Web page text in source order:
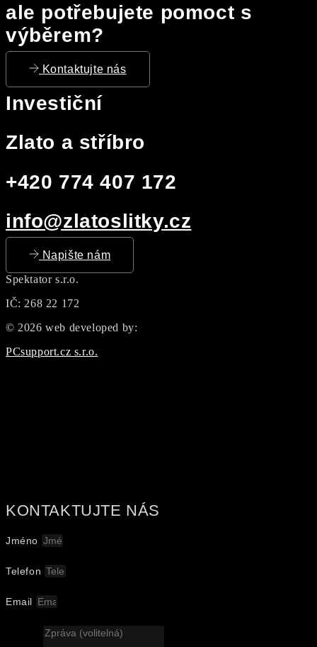
ale potřebujete pomoct s
výběrem?
Kontaktujte nás
Investiční
Zlato a stříbro
+420 774 407 172
info@zlatoslitky.cz
Napište nám
Spektator s.r.o.
IČ: 268 22 172
© 2026 web developed by:
PCsupport.cz s.r.o.
KONTAKTUJTE NÁS
Jméno
Telefon
Email